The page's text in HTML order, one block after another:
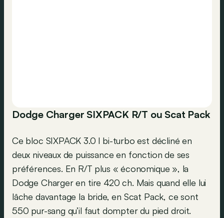
Dodge Charger SIXPACK R/T ou Scat Pack
Ce bloc SIXPACK 3.0 l bi-turbo est décliné en
deux niveaux de puissance en fonction de ses
préférences. En R/T plus « économique », la
Dodge Charger en tire 420 ch. Mais quand elle lui
lâche davantage la bride, en Scat Pack, ce sont
550 pur-sang qu’il faut dompter du pied droit.